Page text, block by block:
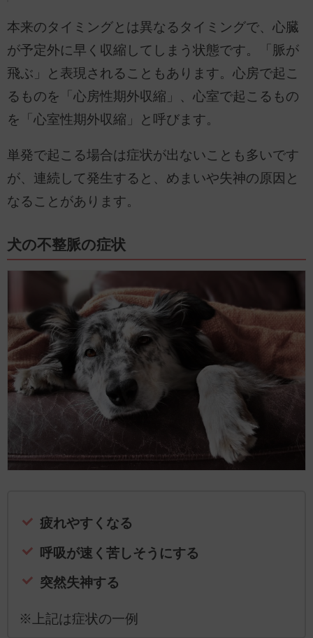
本来のタイミングとは異なるタイミングで、心臓
が予定外に早く収縮してしまう状態です。「脈が
飛ぶ」と表現されることもあります。心房で起こ
るものを「心房性期外収縮」、心室で起こるもの
を「心室性期外収縮」と呼びます。
単発で起こる場合は症状が出ないことも多いです
が、連続して発生すると、めまいや失神の原因と
なることがあります。
犬の不整脈の症状
疲れやすくなる
呼吸が速く苦しそうにする
突然失神する
※上記は症状の一例